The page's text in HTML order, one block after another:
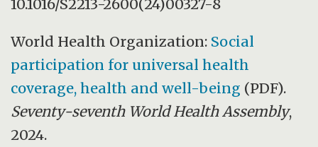
10.1016/S2213-2600(24)00327-8
World Health Organization: Social
participation for universal health
coverage, health and well-being (PDF).
Seventy-seventh World Health Assembly,
2024.